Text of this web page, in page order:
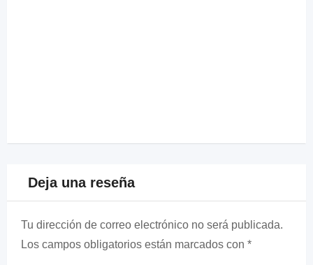
Deja una reseña
Tu dirección de correo electrónico no será publicada.
Los campos obligatorios están marcados con *